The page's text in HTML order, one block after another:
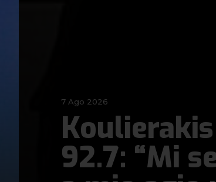
7 Ago 2026
92.7: “Mi